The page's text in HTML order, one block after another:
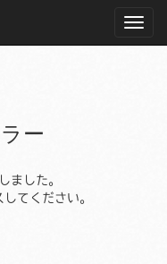
ー
ました。
てください。